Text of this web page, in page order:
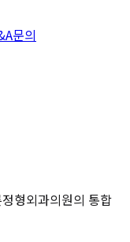
문의
형외과의원의 통합